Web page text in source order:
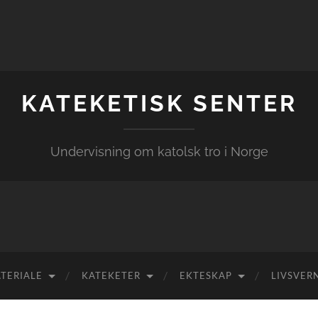
KATEKETISK SENTER
Undervisning om katolsk tro i Norge
KATEKETER EKTESKAP